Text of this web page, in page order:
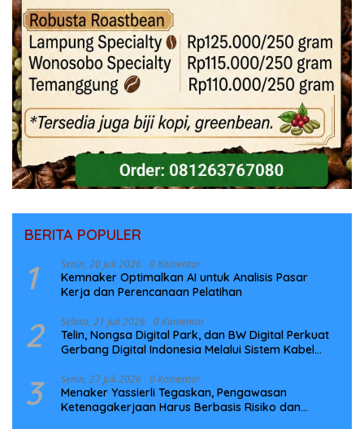
BERITA POPULER
1 Senin, 20 Juli 2026 0 Komentar
Kemnaker Optimalkan AI untuk Analisis Pasar
Kerja dan Perencanaan Pelatihan
2 Selasa, 21 Juli 2026 0 Komentar
Telin, Nongsa Digital Park, dan BW Digital Perkuat
Gerbang Digital Indonesia Melalui Sistem Kabel
3 Senin, 27 Juli 2026 0 Komentar
Menaker Yassierli Tegaskan, Pengawasan
Ketenagakerjaan Harus Berbasis Risiko dan